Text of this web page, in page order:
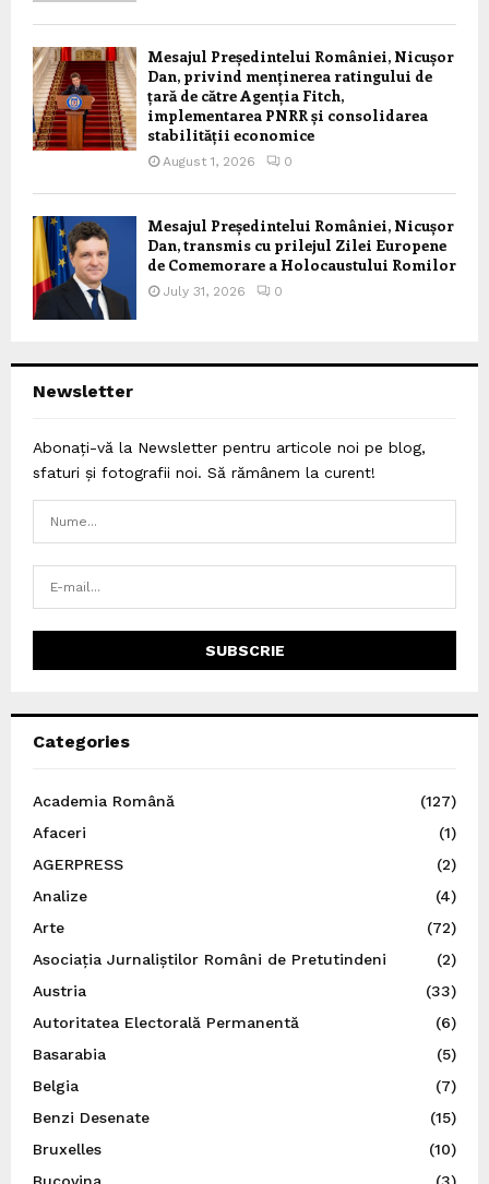
Mesajul Președintelui României, Nicușor
Dan, privind menținerea ratingului de
țară de către Agenția Fitch,
implementarea PNRR și consolidarea
stabilității economice
August 1, 2026 0
Mesajul Președintelui României, Nicușor
Dan, transmis cu prilejul Zilei Europene
de Comemorare a Holocaustului Romilor
July 31, 2026 0
Newsletter
Abonați-vă la Newsletter pentru articole noi pe blog,
sfaturi și fotografii noi. Să rămânem la curent!
Categories
Academia Română
(127)
Afaceri
(1)
AGERPRESS
(2)
Analize
(4)
Arte
(72)
Asociația Jurnaliștilor Români de Pretutindeni
(2)
Austria
(33)
Autoritatea Electorală Permanentă
(6)
Basarabia
(5)
Belgia
(7)
Benzi Desenate
(15)
Bruxelles
(10)
Bucovina
(3)